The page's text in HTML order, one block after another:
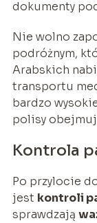
dokumenty
Nie wolno
podróżnym,
Arabskich
transportu
bardzo
polisy
Kontrola
Po przylocie
jest kontroli
sprawdzają